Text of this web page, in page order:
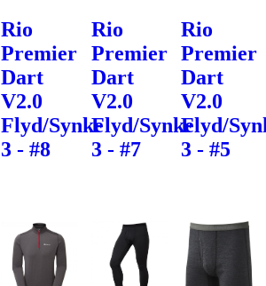
Rio
Premier
Dart
V2.0
Flyd/Synke
3 - #8
Rio
Premier
Dart
V2.0
Flyd/Synke
3 - #7
Rio
Premier
Dart
V2.0
Flyd/
3 - #5